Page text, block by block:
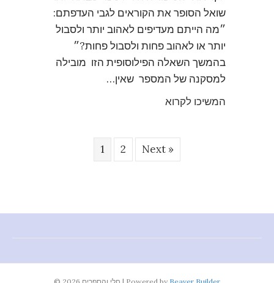
שואל הסופר את הקוראים לגבי העדפתם:
״מה הייתם מעדיפים לאהוב יותר ולסבול
יותר או לאהוב פחות ולסבול פחות?״
בהמשך השאלה הפילוסופית הזו מובילה
למסקנה של המספר שאין…
המשיכו לקרוא
1 2 Next »